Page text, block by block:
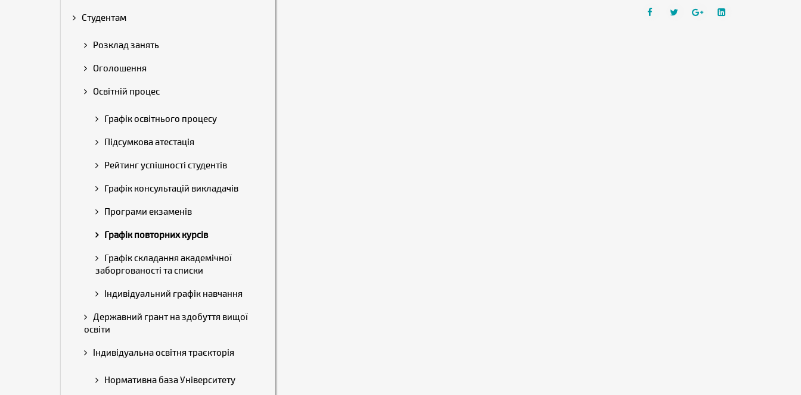
Студентам
Розклад занять
Оголошення
Освітній процес
Графік освітнього процесу
Підсумкова атестація
Рейтинг успішності студентів
Графік консультацій викладачів
Програми екзаменів
Графік повторних курсів
Графік складання академічної
заборгованості та списки
Індивідуальний графік навчання
Державний грант на здобуття вищої
освіти
Індивідуальна освітня траєкторія
Нормативна база Університету